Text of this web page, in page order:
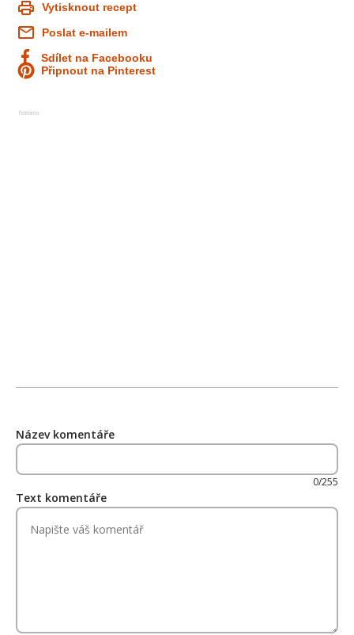
Vytisknout recept
Poslat e-mailem
Sdílet na Facebooku
Připnout na Pinterest
Reklama
Název komentáře
0/255
Text komentáře